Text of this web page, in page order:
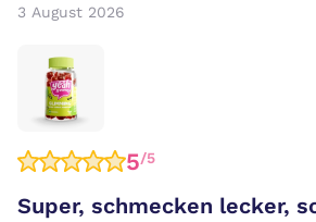
3 August 2026
5/5
Super, schmecken lecker,